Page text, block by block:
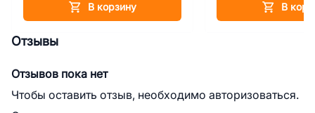
В корзину В
Отзывы
Отзывов пока нет
Чтобы оставить отзыв, необходимо авторизоваться.